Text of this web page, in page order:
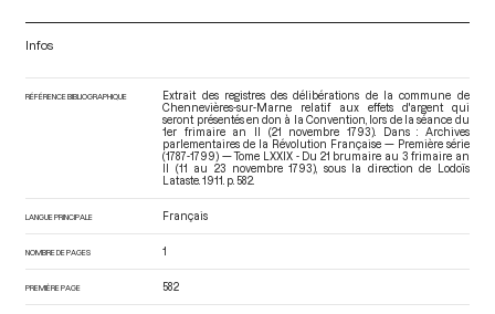
Infos
RÉFÉRENCE BIBLIOGRAPHIQUE
Extrait des registres des délibérations de la commune de
Chennevières-sur-Marne relatif aux effets d'argent qui
seront présentés en don à la Convention, lors de la séance du
1er frimaire an II (21 novembre 1793). Dans : Archives
parlementaires de la Révolution Française — Première série
(1787-1799) — Tome LXXIX - Du 21 brumaire au 3 frimaire an
II (11 au 23 novembre 1793) , sous la direction de Lodoïs
Lataste. 1911. p. 582.
LANGUE PRINCIPALE Français
NOMBRE DE PAGES 1
PREMIÈRE PAGE 582